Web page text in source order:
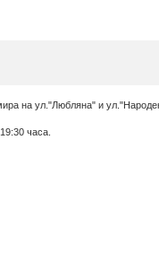
на ул."Любляна" и
часа.